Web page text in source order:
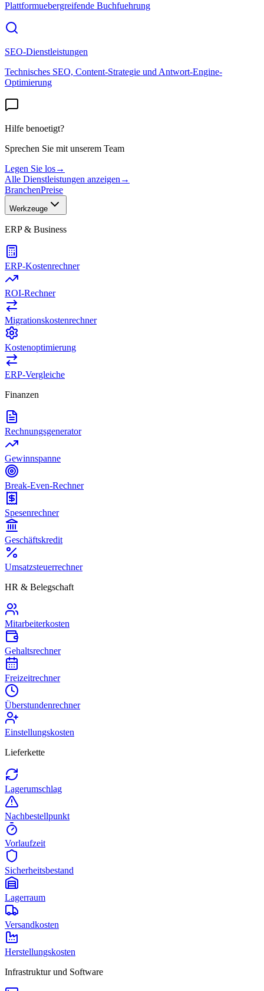
Plattformuebergreifende Buchfuehrung
SEO-Dienstleistungen
Technisches SEO, Content-Strategie und Antwort-Engine-
Optimierung
Hilfe benoetigt?
Sprechen Sie mit unserem Team
Legen Sie los→
Alle Dienstleistungen anzeigen →
BranchenPreise
Werkzeuge
ERP & Business
ERP-Kostenrechner
ROI-Rechner
Migrationskostenrechner
Kostenoptimierung
ERP-Vergleiche
Finanzen
Rechnungsgenerator
Gewinnspanne
Break-Even-Rechner
Spesenrechner
Geschäftskredit
Umsatzsteuerrechner
HR & Belegschaft
Mitarbeiterkosten
Gehaltsrechner
Freizeitrechner
Überstundenrechner
Einstellungskosten
Lieferkette
Lagerumschlag
Nachbestellpunkt
Vorlaufzeit
Sicherheitsbestand
Lagerraum
Versandkosten
Herstellungskosten
Infrastruktur und Software